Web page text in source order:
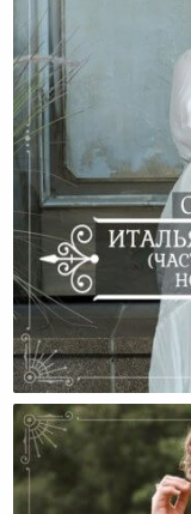
Итальянские